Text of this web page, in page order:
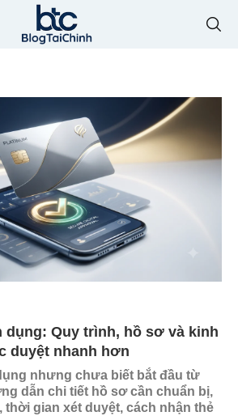
dụng: Quy trình, hồ sơ và kinh
duyệt nhanh hơn
nhưng chưa biết bắt đầu từ
dẫn chi tiết hồ sơ cần chuẩn bị,
thời gian xét duyệt, cách nhận thẻ